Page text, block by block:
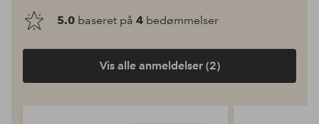
5.0 baseret på 4 bedømmelser
Vis alle anmeldelser (2)